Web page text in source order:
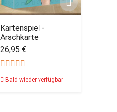
Kartenspiel -
Arschkarte
26,95 €
Bald wieder verfügbar